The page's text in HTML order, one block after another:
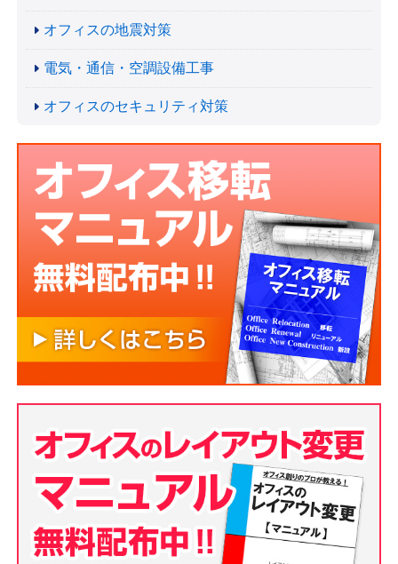
オフィスの地震対策
電気・通信・空調設備工事
オフィスのセキュリティ対策